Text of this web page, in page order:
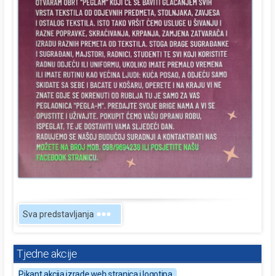
Sva predstavljanja
Tjedne akcije